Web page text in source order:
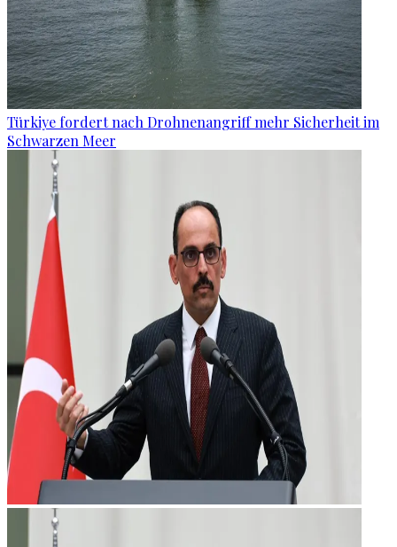
Türkiye fordert nach Drohnenangriff mehr Sicherheit im
Schwarzen Meer